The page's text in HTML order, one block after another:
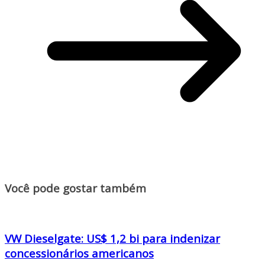
Você pode gostar também
VW Dieselgate: US$ 1,2 bi para indenizar
concessionários americanos